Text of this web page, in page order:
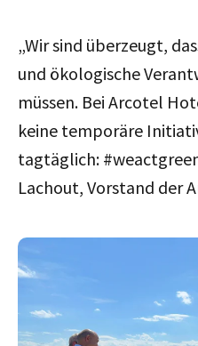
„Wir sind überzeugt,
und ökologische
müssen. Bei Arcotel
keine temporäre
tagtäglich:
Lachout, Vorstand der